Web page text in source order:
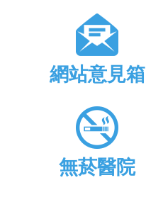
網站意見箱
無菸醫院